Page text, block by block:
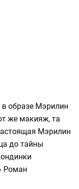
образе Мэрилин
же макияж, та
Мэрилин
до тайны
Роман